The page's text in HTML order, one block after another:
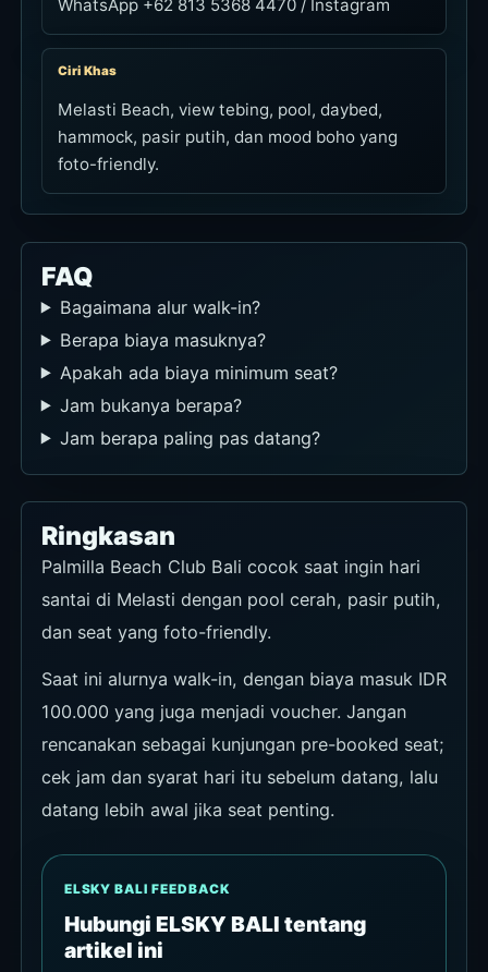
WhatsApp +62 813 5368 4470 / Instagram
Ciri Khas
Melasti Beach, view tebing, pool, daybed,
hammock, pasir putih, dan mood boho yang
foto-friendly.
FAQ
Bagaimana alur walk-in?
Berapa biaya masuknya?
Apakah ada biaya minimum seat?
Jam bukanya berapa?
Jam berapa paling pas datang?
Ringkasan
Palmilla Beach Club Bali cocok saat ingin hari
santai di Melasti dengan pool cerah, pasir putih,
dan seat yang foto-friendly.
Saat ini alurnya walk-in, dengan biaya masuk IDR
100.000 yang juga menjadi voucher. Jangan
rencanakan sebagai kunjungan pre-booked seat;
cek jam dan syarat hari itu sebelum datang, lalu
datang lebih awal jika seat penting.
ELSKY BALI FEEDBACK
Hubungi ELSKY BALI tentang
artikel ini